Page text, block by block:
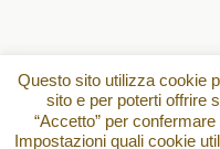
Questo sito utilizza cookie
sito e per poterti offrire
“Accetto” per
Impostazioni quali cookie